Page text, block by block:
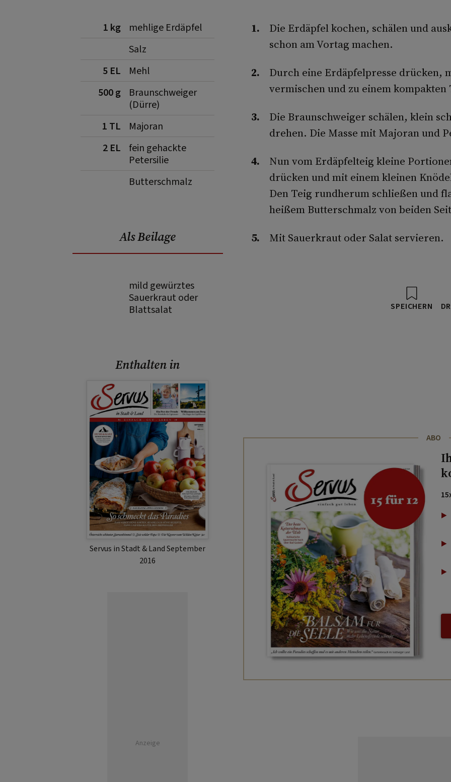
1 kg
mehlige Erdäpfel
Salz
5 EL
Mehl
500 g
Braunschweiger
(Dürre)
1 TL
Majoran
2 EL
fein gehackte
Petersilie
Butterschmalz
Als Beilage
mild gewürztes
Sauerkraut oder
Blattsalat
Enthalten in
Servus in Stadt & Land September
2016
Anzeige
Die Erdäpfel kochen, schälen und
schon am Vortag machen.
Durch eine Erdäpfelpresse drücken,
vermischen und zu einem
Die Braunschweiger schälen, klein
drehen. Die Masse mit Majoran und
Nun vom Erdäpfelteig kleine
drücken und mit einem kleinen
Den Teig rundherum schließen und
heißem Butterschmalz von beiden
Mit Sauerkraut oder Salat servieren.
SPEICHERN
ABO